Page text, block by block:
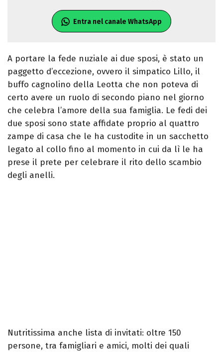
Entra nel canale WhatsApp
A portare la fede nuziale ai due sposi, è stato un
paggetto d’eccezione, ovvero il simpatico Lillo, il
buffo cagnolino della Leotta che non poteva di
certo avere un ruolo di secondo piano nel giorno
che celebra l’amore della sua famiglia. Le fedi dei
due sposi sono state affidate proprio al quattro
zampe di casa che le ha custodite in un sacchetto
legato al collo fino al momento in cui da lì le ha
prese il prete per celebrare il rito dello scambio
degli anelli.
Nutritissima anche lista di invitati: oltre 150
persone, tra famigliari e amici, molti dei quali